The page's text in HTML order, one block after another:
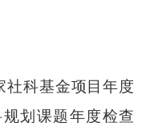
社科基金项目年度
划课题年度检查